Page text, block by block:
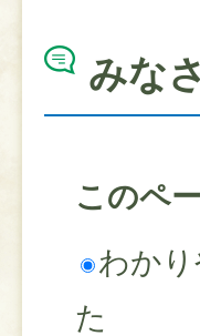
みな
このペ
わか
た